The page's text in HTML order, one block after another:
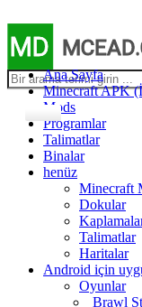
MD
Ana Sayfa
Minecraft APK
Mods
Programlar
Talimatlar
Binalar
henüz
Minecraft
Dokular
Talimatlar
Haritalar
Android için
Oyunlar
Brawl